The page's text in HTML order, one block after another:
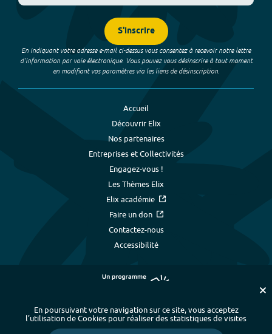
S'inscrire
En indiquant votre adresse e-mail ci-dessus vous consentez à recevoir notre lettre
d’information par voie électronique. Vous pouvez vous désinscrire à tout moment
en modifiant vos paramètres via les liens de désinscription.
Accueil
Découvrir Elix
Nos partenaires
Entreprises et Collectivités
Engagez-vous !
Les Thèmes Elix
Elix académie
Faire un don
Contactez-nous
Accessibilité
Plan du site - Index alphabétique -
En poursuivant votre navigation sur ce site, vous acceptez
l’utilisation de Cookies pour réaliser des statistiques de visites